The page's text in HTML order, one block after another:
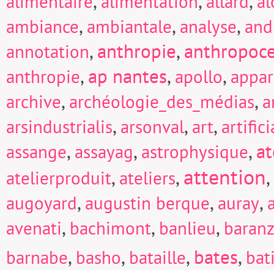
ambiance, ambiantale, analyse,
annotation,anthropie,
anthropie,ap nantes, apollo,
archive, archéologie_des_médias,
arsindustrialis, arsonval, art,
assange, assayag, astrophysique,
atelierproduit, ateliers,attention,
augoyard, augustin berque, auray,
avenati, bachimont, banlieu,
barnabe, basho, bataille, bates,